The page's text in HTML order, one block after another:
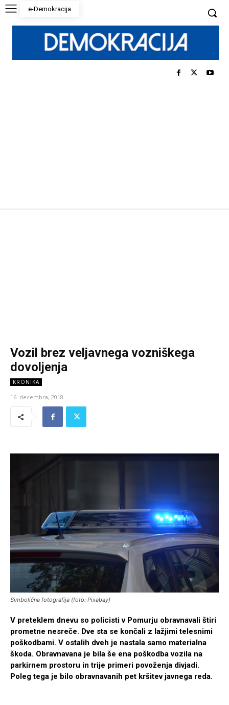
e-Demokracija
Vozil brez veljavnega vozniškega
dovoljenja
KRONIKA
16. decembra, 2018
Simbolična fotografija (foto: Pixabay)
V preteklem dnevu so policisti v Pomurju obravnavali štiri
prometne nesreče. Dve sta se končali z lažjimi telesnimi
poškodbami. V ostalih dveh je nastala samo materialna
škoda. Obravnavana je bila še ena poškodba vozila na
parkirnem prostoru in trije primeri povoženja divjadi.
Poleg tega je bilo obravnavanih pet kršitev javnega reda.